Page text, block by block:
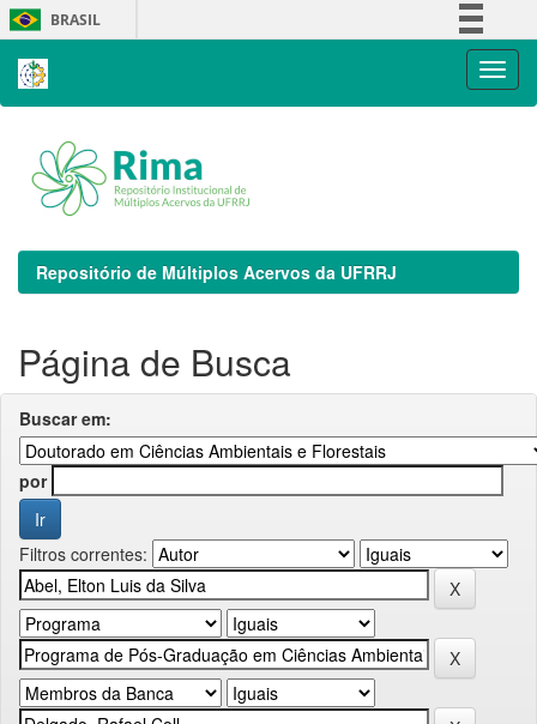
Skip
navigation
BRASIL
Repositório de Múltiplos Acervos da UFRRJ
Página de Busca
Buscar em:
por
Filtros correntes: